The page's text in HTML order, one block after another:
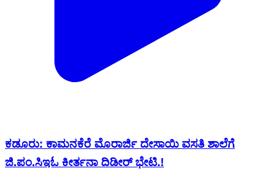
ಕಡೂರು: ಕಾಮನಕೆರೆ ಮೊರಾರ್ಜಿ ದೇಸಾಯಿ ವಸತಿ ಶಾಲೆಗೆ
ಜಿ.ಪಂ.ಸಿ‌ಇ‌ಓ ಕೀರ್ತನಾ ದಿಡೀರ್ ಭೇಟಿ.!